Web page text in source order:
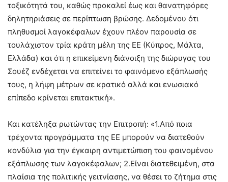
τοξικότητά του, καθώς προκαλεί έως και θανατηφόρες
δηλητηριάσεις σε περίπτωση βρώσης. Δεδομένου ότι
πληθυσμοί λαγοκέφαλων έχουν πλέον παρουσία σε
τουλάχιστον τρία κράτη μέλη της ΕΕ (Κύπρος, Μάλτα,
Ελλάδα) και ότι η επικείμενη διάνοιξη της διώρυγας του
Σουέζ ενδέχεται να επιτείνει το φαινόμενο εξάπλωσής
τους, η λήψη μέτρων σε κρατικό αλλά και ενωσιακό
επίπεδο κρίνεται επιτακτική».
Και κατέληξα ρωτώντας την Επιτροπή: «1.Από ποια
τρέχοντα προγράμματα της ΕΕ μπορούν να διατεθούν
κονδύλια για την έγκαιρη αντιμετώπιση του φαινομένου
εξάπλωσης των λαγοκέφαλων; 2.Είναι διατεθειμένη, στα
πλαίσια της πολιτικής γειτνίασης, να θέσει το ζήτημα στις